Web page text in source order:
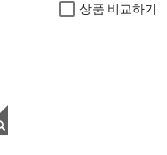
상품 비교하기